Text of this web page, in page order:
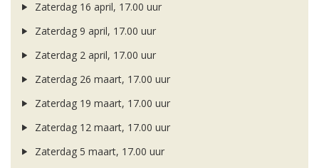
Zaterdag 16 april, 17.00 uur
Zaterdag 9 april, 17.00 uur
Zaterdag 2 april, 17.00 uur
Zaterdag 26 maart, 17.00 uur
Zaterdag 19 maart, 17.00 uur
Zaterdag 12 maart, 17.00 uur
Zaterdag 5 maart, 17.00 uur